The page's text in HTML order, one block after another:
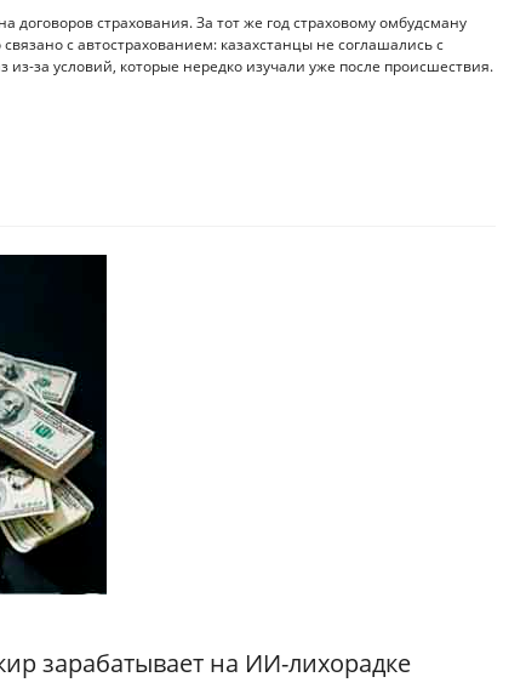
договоров страхования. За тот же год страховому омбудсману
с автострахованием: казахстанцы не соглашались с
за условий, которые нередко изучали уже после происшествия.
зарабатывает на ИИ-лихорадке